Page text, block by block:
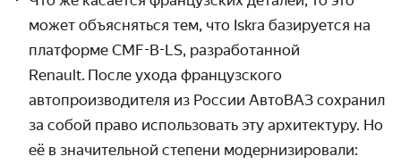
может объясняться тем, что Iskra базируется на
платформе CMF-B-LS, разработанной
Renault. После ухода французского
автопроизводителя из России АвтоВАЗ сохранил
за собой право использовать эту архитектуру. Но
её в значительной степени модернизировали: